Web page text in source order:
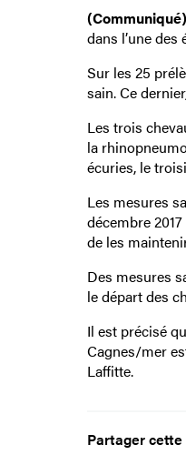
dans l’une
Sur les 25
sain. Ce
Les trois
la
écuries, le
Les mesures
décembre
de les
Des mesures
le départ des
Il est précisé
Cagnes/mer
Laffitte.
Partager cette